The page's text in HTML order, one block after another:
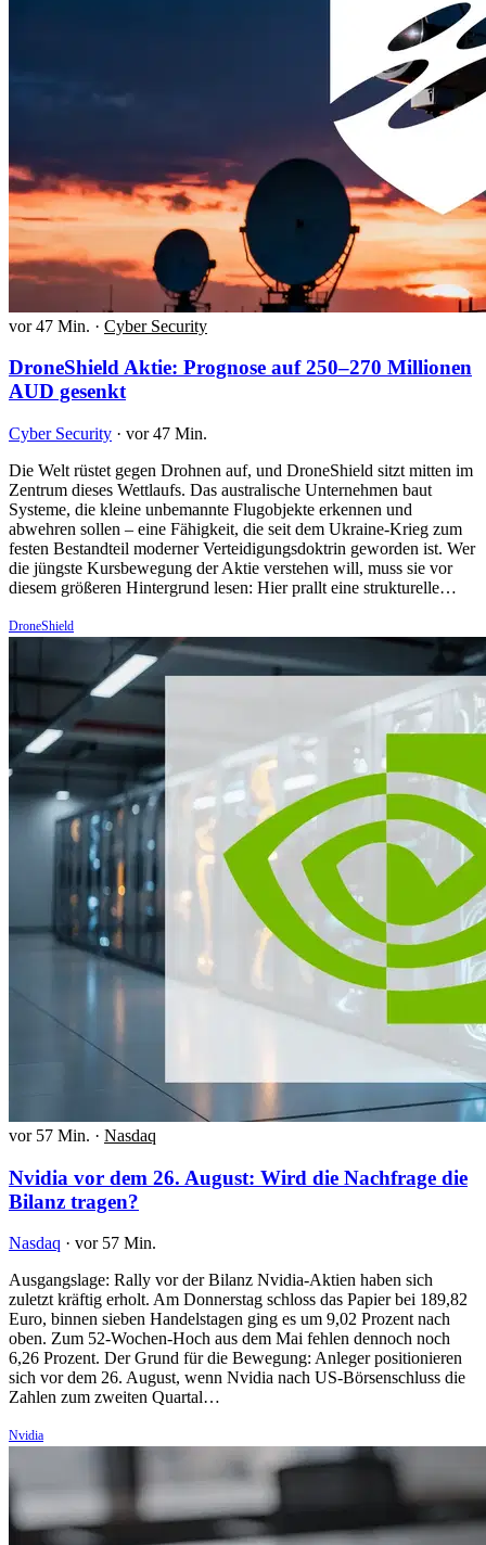
vor 47 Min. · Cyber Security
DroneShield Aktie: Prognose auf 250–270 Millionen
AUD gesenkt
Cyber Security · vor 47 Min.
Die Welt rüstet gegen Drohnen auf, und DroneShield sitzt mitten im
Zentrum dieses Wettlaufs. Das australische Unternehmen baut
Systeme, die kleine unbemannte Flugobjekte erkennen und
abwehren sollen – eine Fähigkeit, die seit dem Ukraine-Krieg zum
festen Bestandteil moderner Verteidigungsdoktrin geworden ist. Wer
die jüngste Kursbewegung der Aktie verstehen will, muss sie vor
diesem größeren Hintergrund lesen: Hier prallt eine strukturelle…
DroneShield
vor 57 Min. · Nasdaq
Nvidia vor dem 26. August: Wird die Nachfrage die
Bilanz tragen?
Nasdaq · vor 57 Min.
Ausgangslage: Rally vor der Bilanz Nvidia-Aktien haben sich
zuletzt kräftig erholt. Am Donnerstag schloss das Papier bei 189,82
Euro, binnen sieben Handelstagen ging es um 9,02 Prozent nach
oben. Zum 52-Wochen-Hoch aus dem Mai fehlen dennoch noch
6,26 Prozent. Der Grund für die Bewegung: Anleger positionieren
sich vor dem 26. August, wenn Nvidia nach US-Börsenschluss die
Zahlen zum zweiten Quartal…
Nvidia